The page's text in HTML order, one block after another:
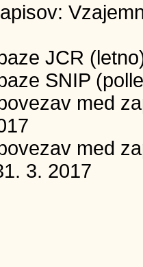
JCR
SNIP
med
med
3. 2017